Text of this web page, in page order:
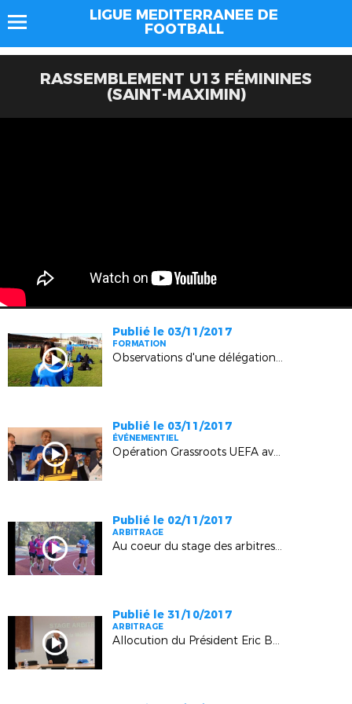
LIGUE MEDITERRANEE DE
FOOTBALL
RASSEMBLEMENT U13 FÉMININES
(SAINT-MAXIMIN)
Publié le 03/11/2017
FORMATION
Observations d'une délégation chinoise en Provence
Publié le 03/11/2017
ÉVÉNEMENTIEL
Opération Grassroots UEFA avec David Trezeguet (Stade Sevan-Marseille)
Publié le 02/11/2017
ARBITRAGE
Au coeur du stage des arbitres Elite Ligue (Boulouris)
Publié le 31/10/2017
ARBITRAGE
Allocution du Président Eric Borghini lors du stage des Arbitres Elite Ligue (Boulouris)